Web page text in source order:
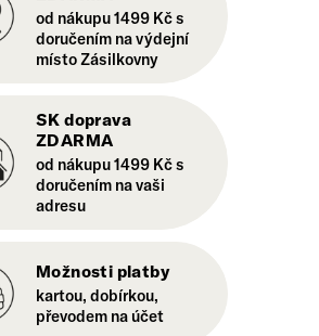
od nákupu 1499 Kč s
doručením na výdejní
místo Zásilkovny
SK doprava
ZDARMA
od nákupu 1499 Kč s
doručením na vaši
adresu
Možnosti platby
kartou, dobírkou,
převodem na účet